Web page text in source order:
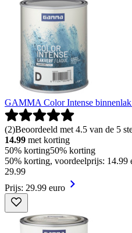
GAMMA Color Intense
(2)Beoordeeld met 4.5 van de 5
14.99 met korting
50% korting50% korting
50% korting, voordeelprijs: 14.99
29.99
Prijs: 29.99 euro